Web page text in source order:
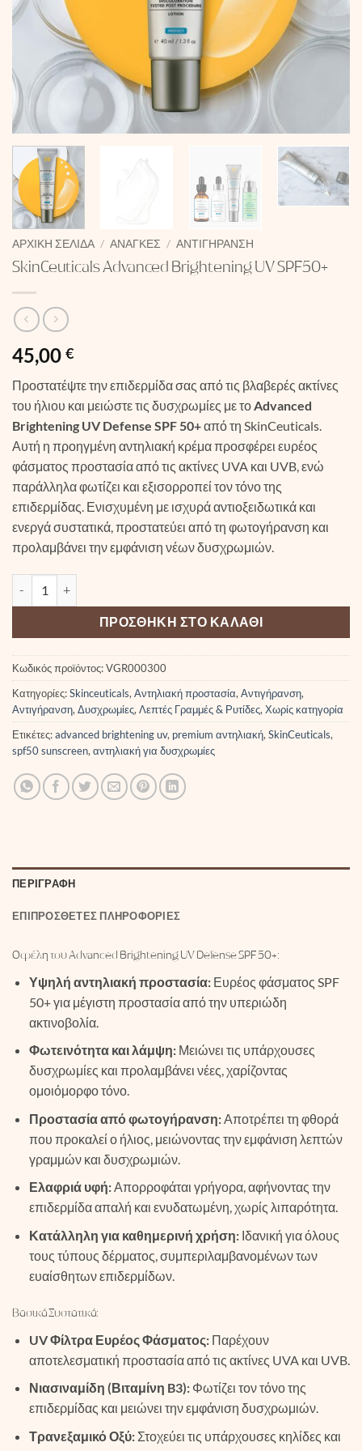
ΑΡΧΙΚΉ ΣΕΛΊΔΑ / ΑΝΆΓΚΕΣ / ΑΝΤΙΓΉΡΑΝΣΗ
SkinCeuticals Advanced Brightening UV SPF50+
45,00 €
Προστατέψτε την επιδερμίδα σας από τις βλαβερές ακτίνες
του ήλιου και μειώστε τις δυσχρωμίες με τοAdvanced
Brightening UV Defense SPF 50+από τη SkinCeuticals.
Αυτή η προηγμένη αντηλιακή κρέμα προσφέρει ευρέος
φάσματος προστασία από τις ακτίνες UVA και UVB, ενώ
παράλληλα φωτίζει και εξισορροπεί τον τόνο της
επιδερμίδας. Ενισχυμένη με ισχυρά αντιοξειδωτικά και
ενεργά συστατικά, προστατεύει από τη φωτογήρανση και
προλαμβάνει την εμφάνιση νέων δυσχρωμιών.
ΠΡΟΣΘΉΚΗ ΣΤΟ ΚΑΛΆΘΙ
Κωδικός προϊόντος:VGR000300
Κατηγορίες:Skinceuticals, Αντηλιακή προστασία, Αντιγήρανση,
Αντιγήρανση, Δυσχρωμίες, Λεπτές Γραμμές & Ρυτίδες, Χωρίς κατηγορία
Ετικέτες:advanced brightening uv, premium αντηλιακή, SkinCeuticals,
spf50 sunscreen, αντηλιακή για δυσχρωμίες
ΠΕΡΙΓΡΑΦΉ
ΕΠΙΠΡΌΣΘΕΤΕΣ ΠΛΗΡΟΦΟΡΊΕΣ
Οφέλη του Advanced Brightening UV Defense SPF 50+:
Υψηλή αντηλιακή προστασία:Ευρέος φάσματος SPF
50+ για μέγιστη προστασία από την υπεριώδη
ακτινοβολία.
Φωτεινότητα και λάμψη:Μειώνει τις υπάρχουσες
δυσχρωμίες και προλαμβάνει νέες, χαρίζοντας
ομοιόμορφο τόνο.
Προστασία από φωτογήρανση:Αποτρέπει τη φθορά
που προκαλεί ο ήλιος, μειώνοντας την εμφάνιση λεπτών
γραμμών και δυσχρωμιών.
Ελαφριά υφή:Απορροφάται γρήγορα, αφήνοντας την
επιδερμίδα απαλή και ενυδατωμένη, χωρίς λιπαρότητα.
Κατάλληλη για καθημερινή χρήση:Ιδανική για όλους
τους τύπους δέρματος, συμπεριλαμβανομένων των
ευαίσθητων επιδερμίδων.
Βασικά Συστατικά:
UV Φίλτρα Ευρέος Φάσματος:Παρέχουν
αποτελεσματική προστασία από τις ακτίνες UVA και UVB.
Νιασιναμίδη (Βιταμίνη B3):Φωτίζει τον τόνο της
επιδερμίδας και μειώνει την εμφάνιση δυσχρωμιών.
Τρανεξαμικό Οξύ:Στοχεύει τις υπάρχουσες κηλίδες και